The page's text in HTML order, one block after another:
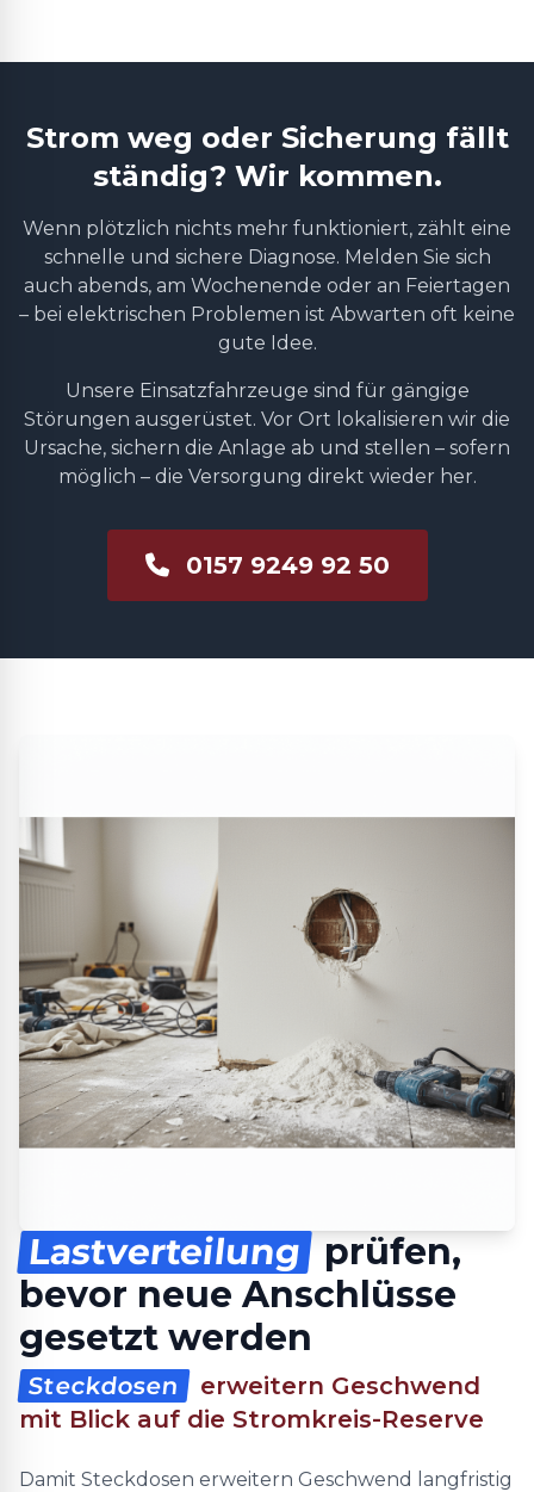
Strom weg oder Sicherung fällt
ständig? Wir kommen.
Wenn plötzlich nichts mehr funktioniert, zählt eine
schnelle und sichere Diagnose. Melden Sie sich
auch abends, am Wochenende oder an Feiertagen
– bei elektrischen Problemen ist Abwarten oft keine
gute Idee.
Unsere Einsatzfahrzeuge sind für gängige
Störungen ausgerüstet. Vor Ort lokalisieren wir die
Ursache, sichern die Anlage ab und stellen – sofern
möglich – die Versorgung direkt wieder her.
0157 9249 92 50
Lastverteilung
prüfen,
bevor neue Anschlüsse
gesetzt werden
Steckdosen
erweitern Geschwend
mit Blick auf die Stromkreis-Reserve
Damit Steckdosen erweitern Geschwend langfristig